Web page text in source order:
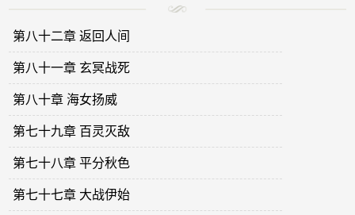
第八十二章 返回人间
第八十一章 玄冥战死
第八十章 海女扬威
第七十九章 百灵灭敌
第七十八章 平分秋色
第七十七章 大战伊始